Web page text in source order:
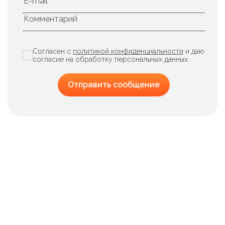
Согласен с политикой конфиденциальности и даю
согласие на обработку персональных данных.
Отправить сообщение